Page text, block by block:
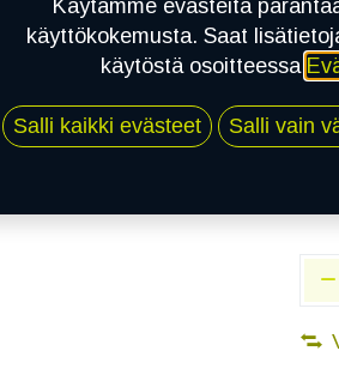
1 X
EI
Käytämme evästeitä
käyttökokemusta. Saat
käytöstä osoitteessa
Salli kaikki evästeet Salli vain